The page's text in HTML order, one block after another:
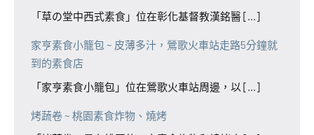
「草の堂中西式素食」位在彰化基督教漢銘醫 [...]
家亨素食小籠包 ~ 皮薄多汁，鶯歌火車站走路5分鐘就
到的素食店
「家亨素食小籠包」位在鶯歌火車站周邊，以 [...]
烤蔬卷 ~ 桃園素食炸物、燒烤